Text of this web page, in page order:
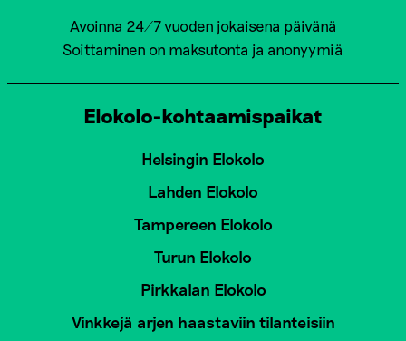
Avoinna 24/7 vuoden jokaisena päivänä
Soittaminen on maksutonta ja anonyymiä
Elokolo-kohtaamispaikat
Helsingin Elokolo
Lahden Elokolo
Tampereen Elokolo
Turun Elokolo
Pirkkalan Elokolo
Vinkkejä arjen haastaviin tilanteisiin